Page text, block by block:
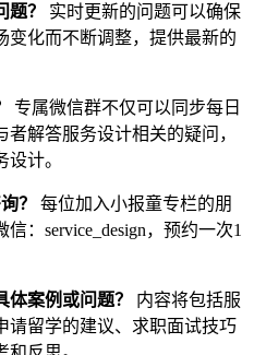
？
实时更新的问题可以确保
变化而不断调整，提供最新的
专属微信群不仅可以同步每日
解答服务设计相关的疑问，
计。
？
每位加入小报童专栏的朋
：service_design，预约一次1
案例或问题？
内容将包括服
请留学的建议、求职面试技巧